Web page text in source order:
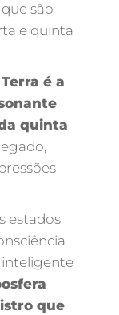
são
e quinta
é a
quinta
estados
inteligente
que